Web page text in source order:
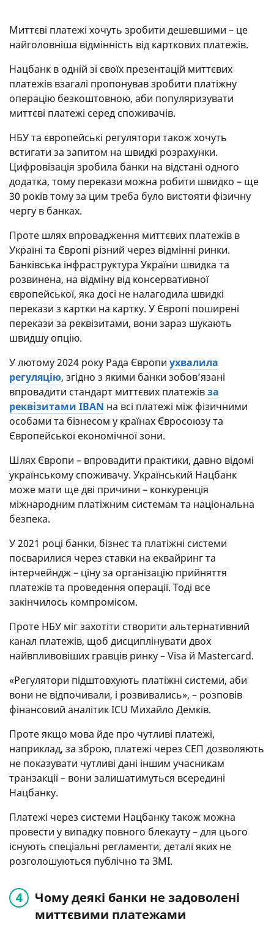
Миттєві платежі хочуть зробити дешевшими – це
найголовніша відмінність від карткових платежів.
Нацбанк в одній зі своїх презентацій миттєвих
платежів взагалі пропонував зробити платіжну
операцію безкоштовною, аби популяризувати
миттєві платежі серед споживачів.
НБУ та європейські регулятори також хочуть
встигати за запитом на швидкі розрахунки.
Цифровізація зробила банки на відстані одного
додатка, тому перекази можна робити швидко – ще
30 років тому за цим треба було вистояти фізичну
чергу в банках.
Проте шлях впровадження миттєвих платежів в
Україні та Європі різний через відмінні ринки.
Банківська інфраструктура України швидка та
розвинена, на відміну від консервативної
європейської, яка досі не налагодила швидкі
перекази з картки на картку. У Європі поширені
перекази за реквізитами, вони зараз шукають
швидшу опцію.
У лютому 2024 року Рада Європи ухвалила
регуляцію, згідно з якими банки зобов’язані
впровадити стандарт миттєвих платежівза
реквізитами IBAN на всі платежі між фізичними
особами та бізнесом у країнах Євросоюзу та
Європейської економічної зони.
Шлях Європи – впровадити практики, давно відомі
українському споживачу. Український Нацбанк
може мати ще дві причини – конкуренція
міжнародним платіжним системам та національна
безпека.
У 2021 році банки, бізнес та платіжні системи
посварилися через ставки на еквайринг та
інтерчейндж – ціну за організацію прийняття
платежів та проведення операції. Тоді все
закінчилось компромісом.
Проте НБУ міг захотіти створити альтернативний
канал платежів, щоб дисциплінувати двох
найвпливовіших гравців ринку – Visa й Mastercard.
«Регулятори підштовхують платіжні системи, аби
вони не відпочивали, і розвивались», – розповів
фінансовий аналітик ICU Михайло Демків.
Проте якщо мова йде про чутливі платежі,
наприклад, за зброю, платежі через СЕП дозволяють
не показувати чутливі дані іншим учасникам
транзакції – вони залишатимуться всередині
Нацбанку.
Платежі через системи Нацбанку також можна
провести у випадку повного блекауту – для цього
існують спеціальні регламенти, деталі яких не
розголошуються публічно та ЗМІ.
Чому деякі банки не задоволені
миттєвими платежами